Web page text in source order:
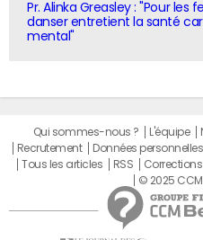
Pr. Alinka Greasley : "Pour
danser entretient la santé
mental"
Qui sommes-nous ? L'équipe
Recrutement
Données personnelles
Tous les articles
RSS Corrections
© 2025